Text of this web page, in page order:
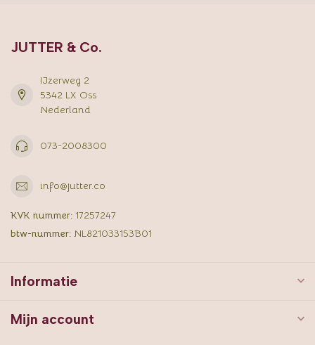
JUTTER & Co.
IJzerweg 2
5342 LX Oss
Nederland
073-2008300
info@jutter.co
KVK nummer: 17257247
btw-nummer: NL821033153B01
Informatie
Mijn account